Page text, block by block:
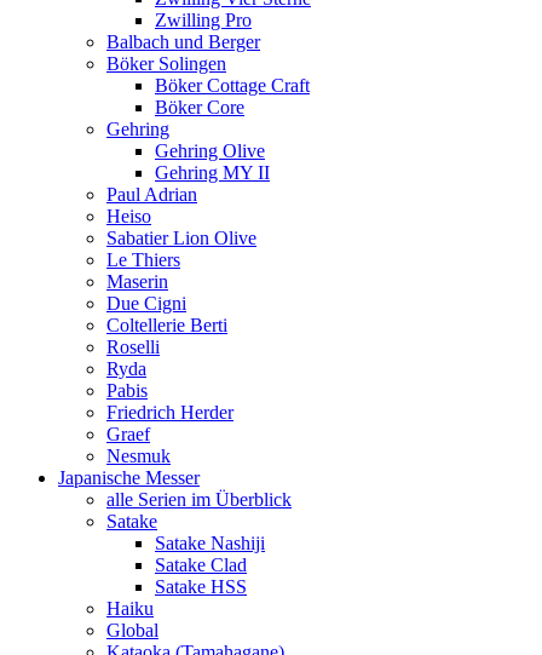
Zwilling Pro
Balbach und Berger
Böker Solingen
Böker Cottage Craft
Böker Core
Gehring
Gehring Olive
Gehring MY II
Paul Adrian
Heiso
Sabatier Lion Olive
Le Thiers
Maserin
Due Cigni
Coltellerie Berti
Roselli
Ryda
Pabis
Friedrich Herder
Graef
Nesmuk
Japanische Messer
alle Serien im Überblick
Satake
Satake Nashiji
Satake Clad
Satake HSS
Haiku
Global